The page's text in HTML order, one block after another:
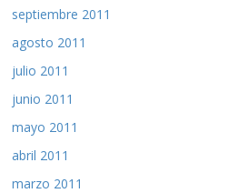
septiembre 2011
agosto 2011
julio 2011
junio 2011
mayo 2011
abril 2011
marzo 2011